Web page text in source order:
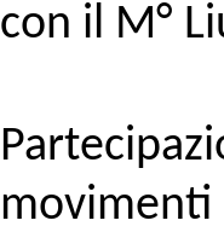
con il M°
movimenti